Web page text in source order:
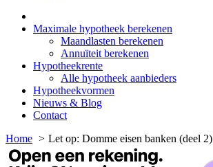
Maximale hypotheek berekenen
Maandlasten berekenen
Annuïteit berekenen
Hypotheekrente
Alle hypotheek aanbieders
Hypotheekvormen
Nieuws & Blog
Contact
Home
Let op: Domme eisen banken (deel 2)